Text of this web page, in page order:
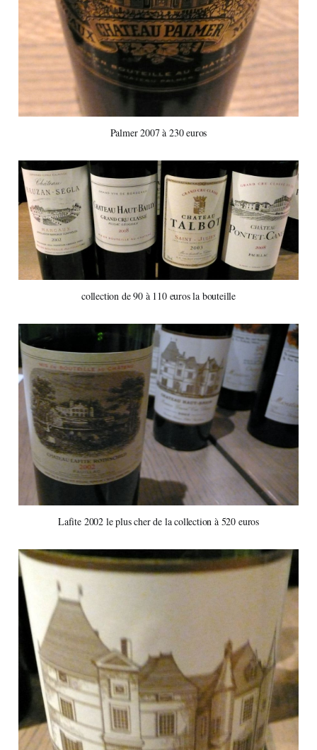
Palmer 2007 à 230 euros
collection de 90 à 110 euros la bouteille
Lafite 2002 le plus cher de la collection à 520 euros